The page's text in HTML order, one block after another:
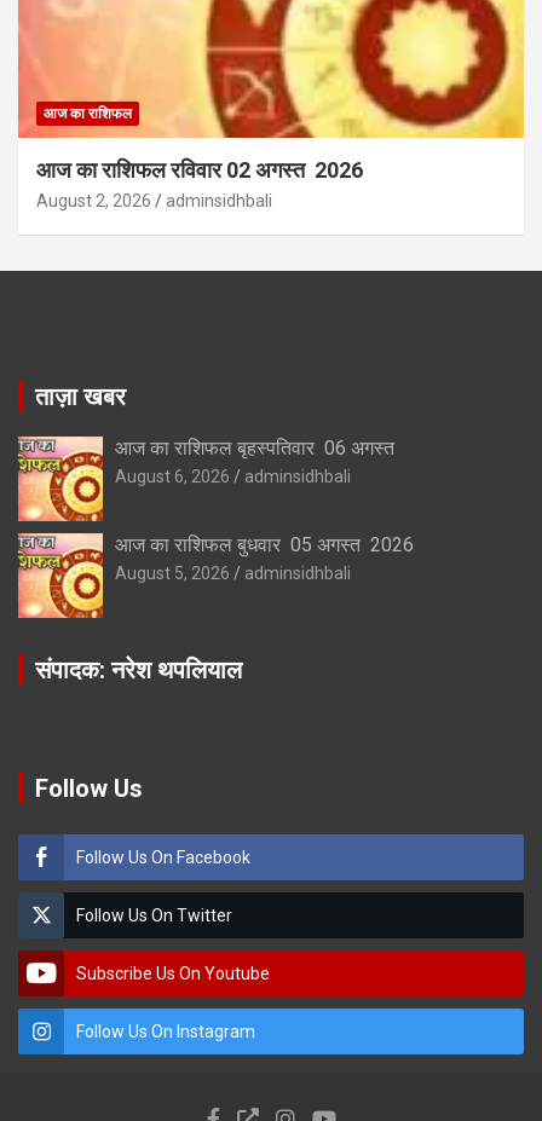
आज का राशिफल
आज का राशिफल रविवार 02 अगस्त 2026
August 2, 2026 adminsidhbali
ताज़ा खबर
आज का राशिफल बृहस्पतिवार 06 अगस्त
August 6, 2026 adminsidhbali
आज का राशिफल बुधवार 05 अगस्त 2026
August 5, 2026 adminsidhbali
संपादक: नरेश थपलियाल
Follow Us
Follow Us On Facebook
Follow Us On Twitter
Subscribe Us On Youtube
Follow Us On Instagram